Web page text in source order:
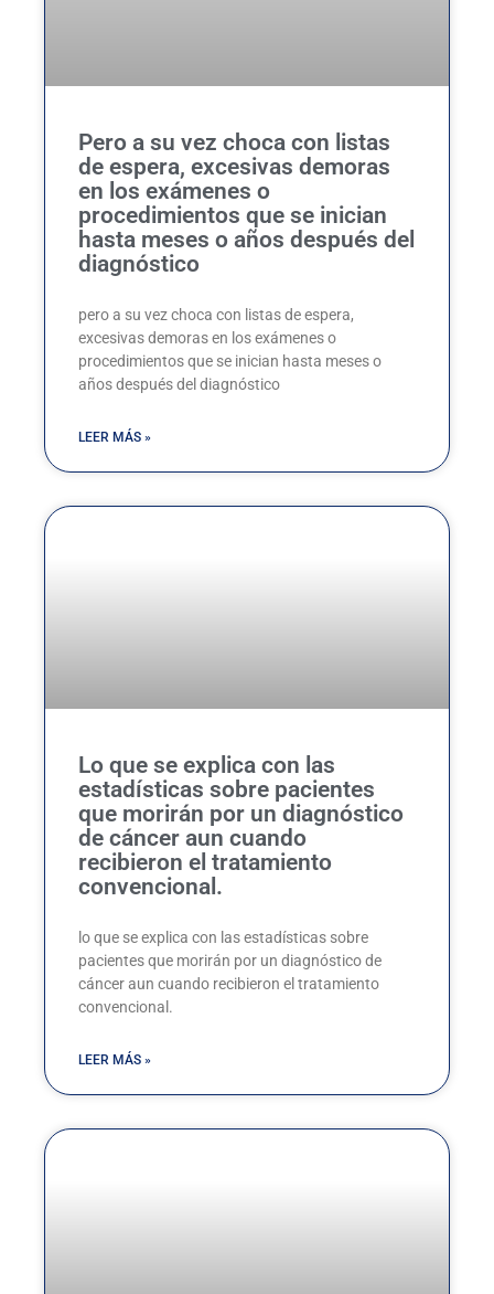
Pero a su vez choca con listas
de espera, excesivas demoras
en los exámenes o
procedimientos que se inician
hasta meses o años después del
diagnóstico
pero a su vez choca con listas de espera,
excesivas demoras en los exámenes o
procedimientos que se inician hasta meses o
años después del diagnóstico
LEER MÁS »
Lo que se explica con las
estadísticas sobre pacientes
que morirán por un diagnóstico
de cáncer aun cuando
recibieron el tratamiento
convencional.
lo que se explica con las estadísticas sobre
pacientes que morirán por un diagnóstico de
cáncer aun cuando recibieron el tratamiento
convencional.
LEER MÁS »